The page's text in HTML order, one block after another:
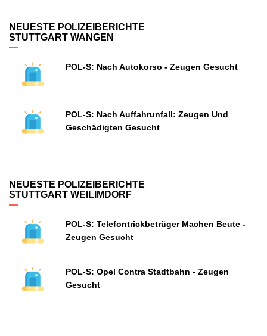
NEUESTE POLIZEIBERICHTE
STUTTGART WANGEN
POL-S: Nach Autokorso - Zeugen Gesucht
POL-S: Nach Auffahrunfall: Zeugen Und
Geschädigten Gesucht
NEUESTE POLIZEIBERICHTE
STUTTGART WEILIMDORF
POL-S: Telefontrickbetrüger Machen Beute -
Zeugen Gesucht
POL-S: Opel Contra Stadtbahn - Zeugen
Gesucht